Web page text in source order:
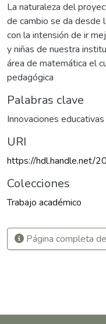
La naturaleza del
de cambio se da desde
con la intensión de ir
y niñas de nuestra
área de matemática el
pedagógica
Palabras clave
Innovaciones educativas
URI
https://hdl.handle.net/
Colecciones
Trabajo académico
Página completa